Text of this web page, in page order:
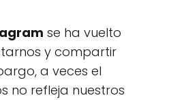
se ha vuelto
y compartir
a veces el
no refleja nuestros